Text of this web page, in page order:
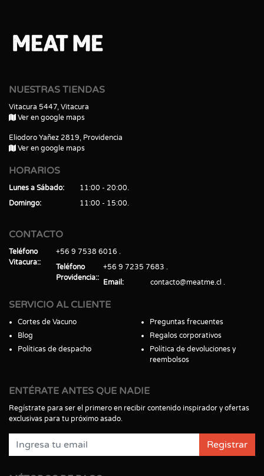
NUESTRAS TIENDAS
Vitacura 5447, Vitacura
Ver en google maps
Eliodoro Yañez 2819, Providencia
Ver en google maps
HORARIOS
Lunes a Sábado
11:00 - 20:00
Domingo
11:00 - 15:00
CONTACTO
Teléfono
Vitacura:
+56 9 7538 6016
Teléfono
Providencia:
+56 9 7235 7683
Email
contacto@meatme.cl
SERVICIO AL CLIENTE
Cortes de Vacuno
Blog
Políticas de despacho
Preguntas frecuentes
Regalos corporativos
Política de devoluciones y
reembolsos
ENTÉRATE ANTES QUE NADIE
Regístrate para ser el primero en recibir contenido inspirador y ofertas
exclusivas para tu próximo asado.
Registrar